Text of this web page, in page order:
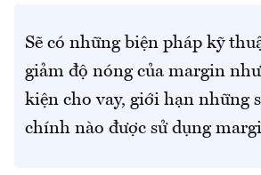
Sẽ có những biện pháp kỹ
giảm độ nóng của margin
kiện cho vay, giới hạn những
chính nào được sử dụng